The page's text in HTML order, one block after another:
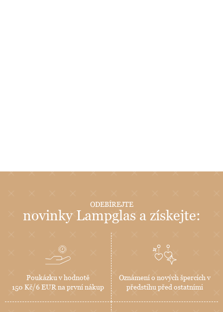
ODEBÍREJTE
novinky Lampglas a získejte:
Poukázku v hodnotě
150 Kč/6 EUR na první nákup
Oznámení o nových špercích v
předstihu před ostatními